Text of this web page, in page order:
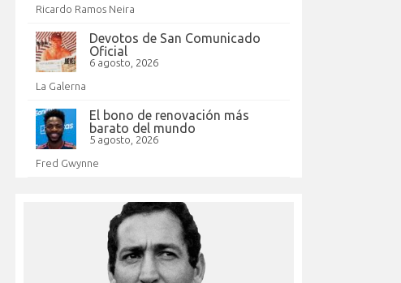
Ricardo Ramos Neira
Devotos de San Comunicado
Oficial
6 agosto, 2026
La Galerna
El bono de renovación más
barato del mundo
5 agosto, 2026
Fred Gwynne